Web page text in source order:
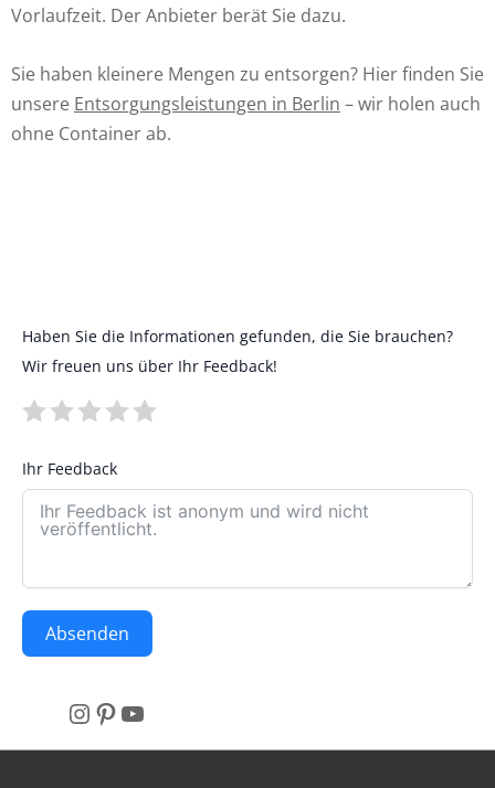
Vorlaufzeit. Der Anbieter berät Sie dazu.
Sie haben kleinere Mengen zu entsorgen? Hier finden Sie
unsere Entsorgungsleistungen in Berlin – wir holen auch
ohne Container ab.
Haben Sie die Informationen gefunden, die Sie brauchen?
Wir freuen uns über Ihr Feedback!
Ihr Feedback
Absenden
Instagram
Pinterest
YouTube